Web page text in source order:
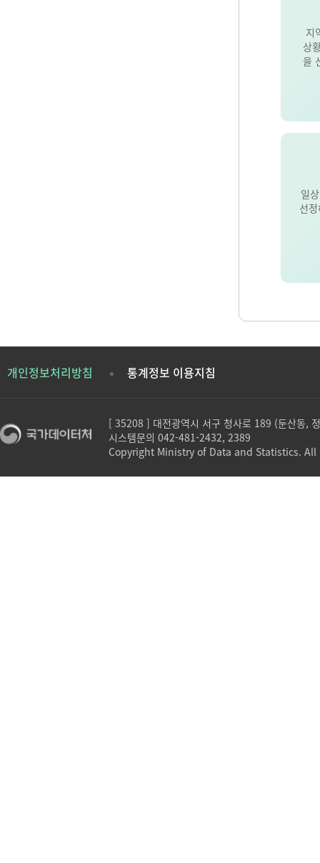
지
상
을
일
선
개인정보처리방침 통계정보 이용지침
[ 35208 ] 대전광역시 서구 청사로 189 (둔산동,
시스템문의 042-481-2432, 2389
Copyright Ministry of Data and Statistics.